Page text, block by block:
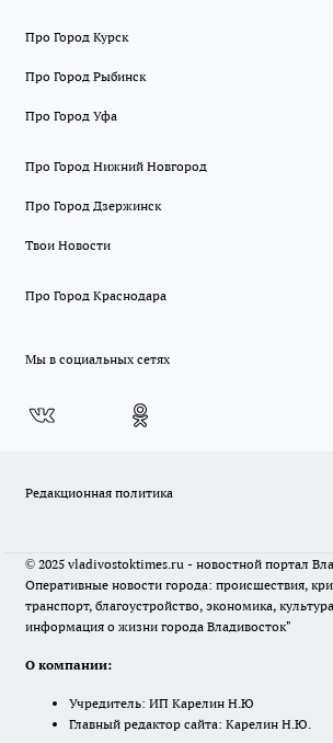
Про Город Курск
Про Город Рыбинск
Про Город Уфа
Про Город Нижний Новгород
Про Город Дзержинск
Твои Новости
Про Город Краснодара
Мы в социальных сетях
Редакционная политика
© 2025 vladivostoktimes.ru - новостной портал
Оперативные новости города: происшествия,
транспорт, благоустройство, экономика,
информация о жизни города Владивосток"
О компании:
Учредитель: ИП Карелин Н.Ю
Главный редактор сайта: Карелин Н.Ю.